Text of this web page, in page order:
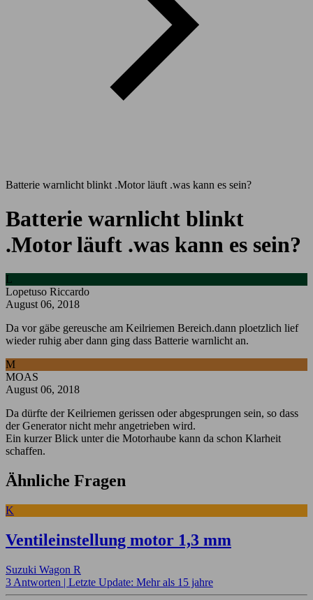
Batterie warnlicht blinkt .Motor läuft .was kann es sein?
Batterie warnlicht blinkt
.Motor läuft .was kann es sein?
L
Lopetuso Riccardo
August 06, 2018
Da vor gäbe gereusche am Keilriemen Bereich.dann ploetzlich lief
wieder ruhig aber dann ging dass Batterie warnlicht an.
M
MOAS
August 06, 2018
Da dürfte der Keilriemen gerissen oder abgesprungen sein, so dass
der Generator nicht mehr angetrieben wird.
Ein kurzer Blick unter die Motorhaube kann da schon Klarheit
schaffen.
Ähnliche Fragen
K
Ventileinstellung motor 1,3 mm
Suzuki Wagon R
3 Antworten | Letzte Update: Mehr als 15 jahre